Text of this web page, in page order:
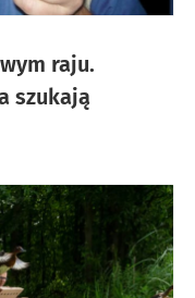
raju.
szukają